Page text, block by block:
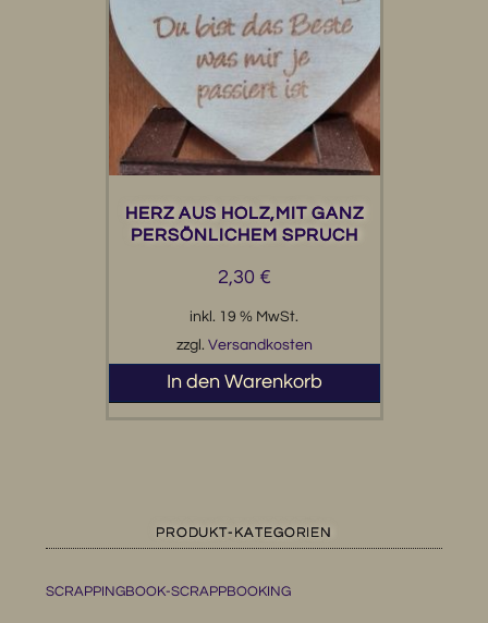
HERZ AUS HOLZ,MIT GANZ
PERSÖNLICHEM SPRUCH
2,30 €
inkl. 19 % MwSt.
zzgl. Versandkosten
In den Warenkorb
PRODUKT-KATEGORIEN
SCRAPPINGBOOK-SCRAPPBOOKING